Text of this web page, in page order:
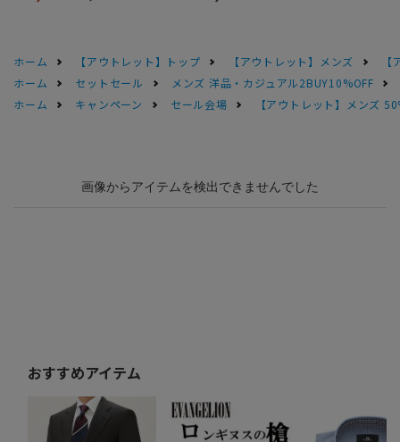
ホーム 【アウトレット】トップ 【アウトレット】メンズ
ホーム
セットセール
メンズ 洋品・カジュアル2BUY10%OFF
ホーム
キャンペーン セール会場 【アウトレット】メンズ